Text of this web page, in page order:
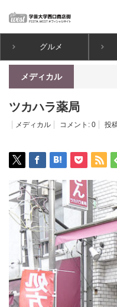
グルメ
ホーム メディカル ツカハラ薬局
メディカル
ツカハラ薬局
メディカル コメント: 0 投